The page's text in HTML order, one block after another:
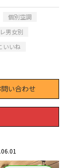
個別空調
男女別
いいね
問い合わせ